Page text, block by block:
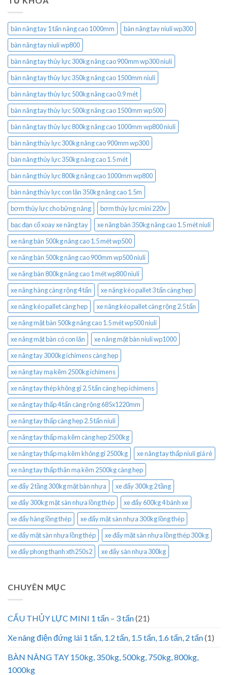
bàn nâng tay 1 tấn nâng cao 1000mm
bàn nâng tay niuli wp300
bàn nâng tay niuli wp800
bàn nâng tay thủy lực 300kg nâng cao 900mm wp300 niuli
bàn nâng tay thủy lực 350kg nâng cao 1500mm niuli
bàn nâng tay thủy lực 500kg nâng cao 0.9 mét
bàn nâng tay thủy lực 500kg nâng cao 1500mm wp500
bàn nâng tay thủy lực 800kg nâng cao 1000mm wp800 niuli
bàn nâng thủy lực 300kg nâng cao 900mm wp300
bàn nâng thủy lực 350kg nâng cao 1.5 mét
bàn nâng thủy lực 800kg nâng cao 1000mm wp800
bàn nâng thủy lực con lăn 350kg nâng cao 1.5m
bơm thủy lực cho bửng nâng
bơm thủy lực mini 220v
bạc đạn cổ xoay xe nâng tay
xe nâng bàn 350kg nâng cao 1.5 mét niuli
xe nâng bàn 500kg nâng cao 1.5 mét wp500
xe nâng bàn 500kg nâng cao 900mm wp500 niuli
xe nâng bàn 800kg nâng cao 1 mét wp800 niuli
xe nâng hàng càng rộng 4 tấn
xe nâng kéo pallet 3 tấn càng hẹp
xe nâng kéo pallet càng hẹp
xe nâng kéo pallet càng rộng 2.5 tấn
xe nâng mặt bàn 500kg nâng cao 1.5 mét wp500 niuli
xe nâng mặt bàn có con lăn
xe nâng mặt bàn niuli wp1000
xe nâng tay 3000kg ichimens càng hẹp
xe nâng tay mạ kẽm 2500kg ichimens
xe nâng tay thép không gỉ 2.5 tấn càng hẹp ichimens
xe nâng tay thấp 4 tấn càng rộng 685x1220mm
xe nâng tay thấp càng hẹp 2.5 tấn niuli
xe nâng tay thấp mạ kẽm càng hẹp 2500kg
xe nâng tay thấp mạ kẽm không gỉ 2500kg
xe nâng tay thấp niuli giá rẻ
xe nâng tay thấp thân mạ kẽm 2500kg càng hẹp
xe đẩy 2 tầng 300kg mặt bàn nhựa
xe đẩy 300kg 2 tầng
xe đẩy 300kg mặt sàn nhựa lồng thép
xe đẩy 600kg 4 bánh xe
xe đẩy hàng lồng thép
xe đẩy mặt sàn nhựa 300kg lồng thép
xe đẩy mặt sàn nhựa lồng thép
xe đẩy mặt sàn nhựa lồng thép 300kg
xe đẩy phong thạnh xth250s2
xe đẩy sàn nhựa 300kg
CHUYÊN MỤC
CẨU THỦY LỰC MINI 1 tấn – 3 tấn(21)
Xe nâng điện đứng lái 1 tấn, 1.2 tấn, 1.5 tấn, 1.6 tấn, 2 tấn(1)
BÀN NÂNG TAY 150kg, 350kg, 500kg, 750kg, 800kg,
1000kg